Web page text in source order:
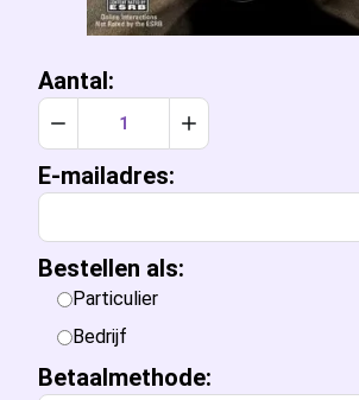
Aantal:
Verlaag aantal met 1Verhoog aantal met 1
E-mailadres:
Bestellen als:
Particulier
Bedrijf
Betaalmethode: